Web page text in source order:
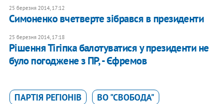
25 березня 2014, 17:12
Симоненко вчетверте зібрався в президенти
25 березня 2014, 17:18
Рішення Тігіпка балотуватися у президенти не
було погоджене з ПР, - Єфремов
ПАРТІЯ РЕГІОНІВ ВО "СВОБОДА"